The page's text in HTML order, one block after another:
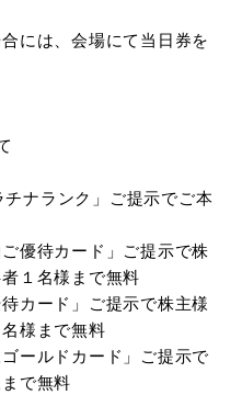
には、会場にて当日券を
ナランク」ご提示でご本
優待カード」ご提示で株
１名様まで無料
カード」ご提示で株主様
様まで無料
ールドカード」ご提示で
で無料